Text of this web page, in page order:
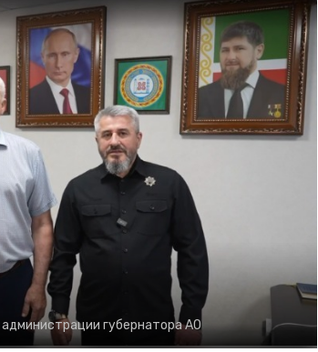
губернатора АО